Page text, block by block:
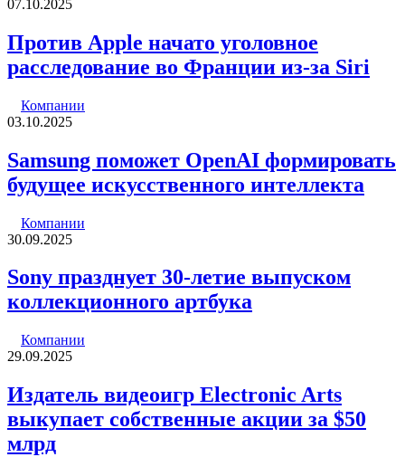
07.10.2025
Против Apple начато уголовное
расследование во Франции из-за Siri
Компании
03.10.2025
Samsung поможет OpenAI формировать
будущее искусственного интеллекта
Компании
30.09.2025
Sony празднует 30-летие выпуском
коллекционного артбука
Компании
29.09.2025
Издатель видеоигр Electronic Arts
выкупает собственные акции за $50
млрд